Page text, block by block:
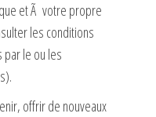
et Ã votre propre
les conditions
le ou les
offrir de nouveaux